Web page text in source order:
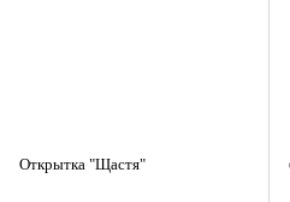
Открытка "Щастя"